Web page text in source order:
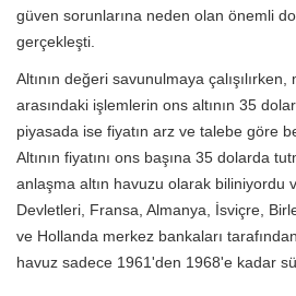
güven sorunlarına neden olan önemli
gerçekleşti.
Altının değeri savunulmaya
arasındaki işlemlerin ons altının 35
piyasada ise fiyatın arz ve talebe göre
Altının fiyatını ons başına 35 dolarda
anlaşma altın havuzu olarak biliniyordu
Devletleri, Fransa, Almanya, İsviçre,
ve Hollanda merkez bankaları
havuz sadece 1961'den 1968'e kadar